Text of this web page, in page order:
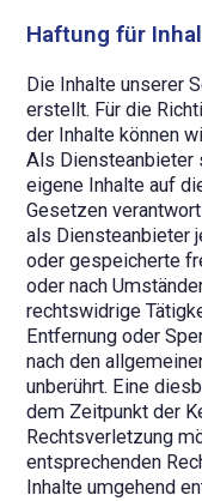
Haftung für
Die Inhalte unserer
erstellt. Für die
der Inhalte können
Als Diensteanbieter
eigene Inhalte auf
Gesetzen
als Diensteanbieter
oder gespeicherte
oder nach
rechtswidrige
Entfernung oder
nach den
unberührt. Eine
dem Zeitpunkt der
Rechtsverletzung
entsprechenden
Inhalte umgehend